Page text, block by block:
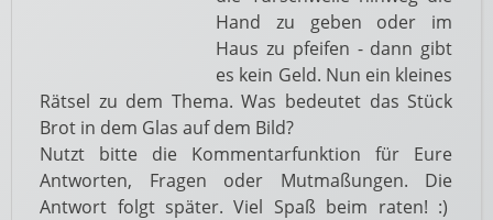
Hand zu geben oder im
Haus zu pfeifen - dann gibt
es kein Geld. Nun ein kleines
Rätsel zu dem Thema. Was bedeutet das Stück
Brot in dem Glas auf dem Bild?
Nutzt bitte die Kommentarfunktion für Eure
Antworten, Fragen oder Mutmaßungen. Die
Antwort folgt später. Viel Spaß beim raten! :)